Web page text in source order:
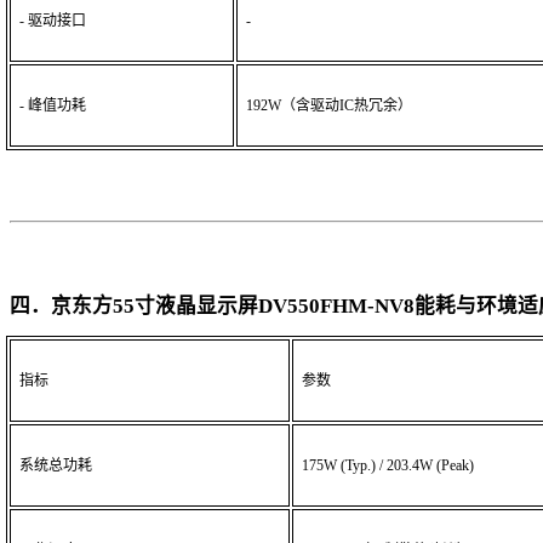
- 驱动接口 -
- 峰值功耗 192W（含驱动IC热冗余）
四．京东方55寸液晶显示屏DV550FHM-NV8能耗与环境适
指标 参数
系统总功耗 175W (Typ.) / 203.4W (Peak)